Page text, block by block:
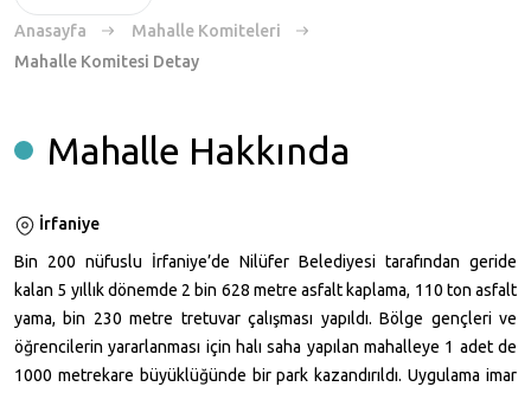
Anasayfa
Mahalle Komiteleri
Mahalle Komitesi Detay
Mahalle Hakkında
İrfaniye
Bin 200 nüfuslu İrfaniye’de Nilüfer Belediyesi tarafından geride
kalan 5 yıllık dönemde 2 bin 628 metre asfalt kaplama, 110 ton asfalt
yama, bin 230 metre tretuvar çalışması yapıldı. Bölge gençleri ve
öğrencilerin yararlanması için halı saha yapılan mahalleye 1 adet de
1000 metrekare büyüklüğünde bir park kazandırıldı. Uygulama imar